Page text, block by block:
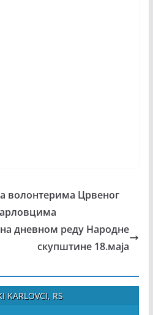
волонтерима Црвеног
дневном реду Народне
скупштине 18.маја
KARLOVCI, RS